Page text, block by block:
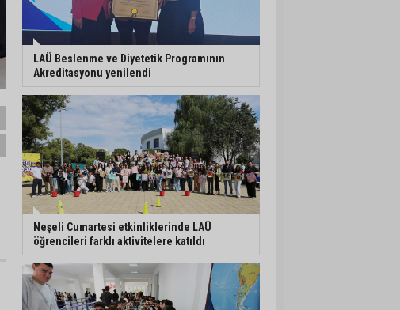
LAÜ Beslenme ve Diyetetik Programının
Akreditasyonu yenilendi
Neşeli Cumartesi etkinliklerinde LAÜ
öğrencileri farklı aktivitelere katıldı